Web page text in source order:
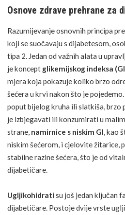
Osnove zdrave prehrane za
Razumijevanje osnovnih principa
koji se suočavaju s dijabetesom,
tipa 2. Jedan od važnih alata u
je koncept glikemijskog indeksa
mjera koja pokazuje koliko brzo
šećera u krvi nakon što je pojedemo.
poput bijelog kruha ili slatkiša, brzo
je izbjegavati ili konzumirati u
strane, namirnice s niskim GI, kao
niskim šećerom, i cjelovitežitarice,
stabilne razine šećera, što je od
dijabetičare.
Ugljikohidratisu još jedan ključan
dijabetičare. Postoje dvije vrste